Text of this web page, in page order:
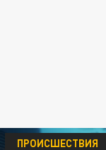
ПРОИСШЕСТВИЯ